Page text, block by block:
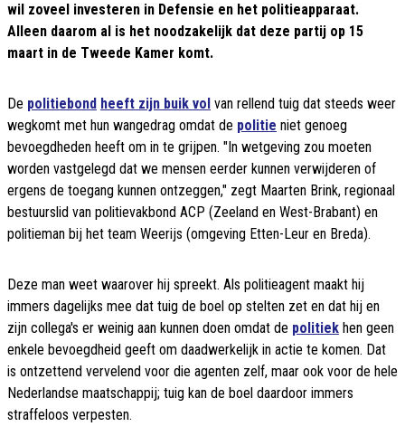
wil zoveel investeren in Defensie en het politieapparaat.
Alleen daarom al is het noodzakelijk dat deze partij op 15
maart in de Tweede Kamer komt.
De politiebond heeft zijn buik vol van rellend tuig dat steeds weer
wegkomt met hun wangedrag omdat de politie niet genoeg
bevoegdheden heeft om in te grijpen. "In wetgeving zou moeten
worden vastgelegd dat we mensen eerder kunnen verwijderen of
ergens de toegang kunnen ontzeggen," zegt Maarten Brink, regionaal
bestuurslid van politievakbond ACP (Zeeland en West-Brabant) en
politieman bij het team Weerijs (omgeving Etten-Leur en Breda).
Deze man weet waarover hij spreekt. Als politieagent maakt hij
immers dagelijks mee dat tuig de boel op stelten zet en dat hij en
zijn collega's er weinig aan kunnen doen omdat de politiek hen geen
enkele bevoegdheid geeft om daadwerkelijk in actie te komen. Dat
is ontzettend vervelend voor die agenten zelf, maar ook voor de hele
Nederlandse maatschappij; tuig kan de boel daardoor immers
straffeloos verpesten.